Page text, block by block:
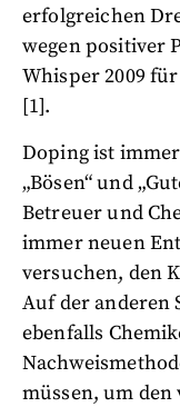
erfolgreichen
wegen positiver
Whisper 2009
[1].
Doping ist
„Bösen“ und
Betreuer und
immer neuen
versuchen, den
Auf der anderen
ebenfalls
müssen, um